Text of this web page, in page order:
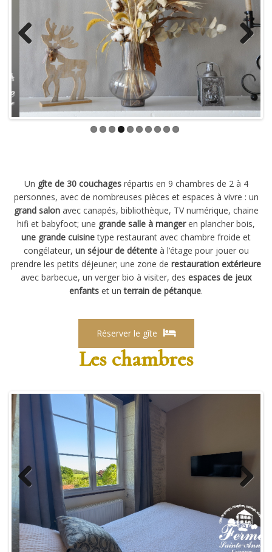
Previous
Un gîte de 30 couchagesrépartis en 9 chambres de 2 à 4
personnes, avec de nombreuses pièces et espaces à vivre : un
grand salonavec canapés, bibliothèque, TV numérique, chaine
hifi et babyfoot; une grande salle à mangeren plancher bois,
une grande cuisinetype restaurant avec chambre froide et
congélateur, un séjour de détenteà l’étage pour jouer ou
prendre les petits déjeuner; une zone de restauration extérieure
avec barbecue, un verger bio à visiter, des espaces de jeux
enfants et unterrain de pétanque.
Réserver le gîte
Les chambres
Previous